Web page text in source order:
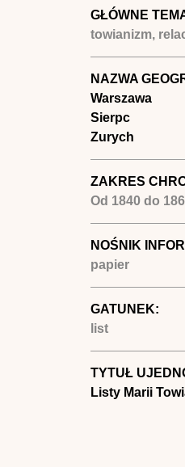
GŁÓWNE
towianizm,
NAZWA
Warszawa
Sierpc
Zurych
ZAKRES
Od 1840do
NOŚNIK
papier
GATUNEK:
list
TYTUŁ
Listy Marii